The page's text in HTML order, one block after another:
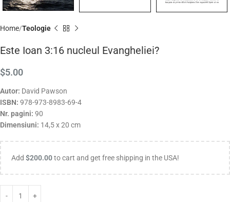
Home Teologie
Este Ioan 3:16 nucleul Evangheliei?
$5.00
Autor: David Pawson
ISBN: 978-973-8983-69-4
Nr. pagini: 90
Dimensiuni: 14,5 x 20 cm
Add $200.00to cart and get free shipping in the USA!